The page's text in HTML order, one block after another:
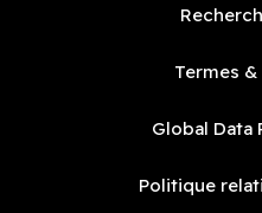
Termes
Global Data
Politique